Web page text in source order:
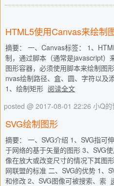
HTML5使用Canvas来绘制
摘要： 一、Canvas标签： 1、
制，通过脚本（通常是javascript）
图形容器，必须使用脚本来绘制图
nvas绘制路径、盒、圆、字符以及
1、绘制矩形 阅读全文
posted @ 2017-08-01 22:26 小Q的
SVG绘制图形
摘要： 一、SVG介绍 1、SVG指可
于网络的基于矢量的图形 3、SVG
像在放大或改变尺寸的情况下其图
网联盟的标准 二、SVG的优势 1、
和修改 2、SVG图像可被搜索、索